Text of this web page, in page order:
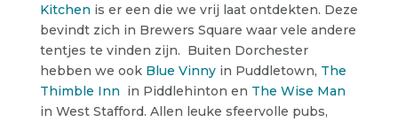
Kitchen is er een die we vrij laat ontdekten. Deze
bevindt zich in Brewers Square waar vele andere
tentjes te vinden zijn. Buiten Dorchester
hebben we ook Blue Vinnyin Puddletown, The
Thimble Inn in Piddlehinton en The Wise Man
in West Stafford. Allen leuke sfeervolle pubs,